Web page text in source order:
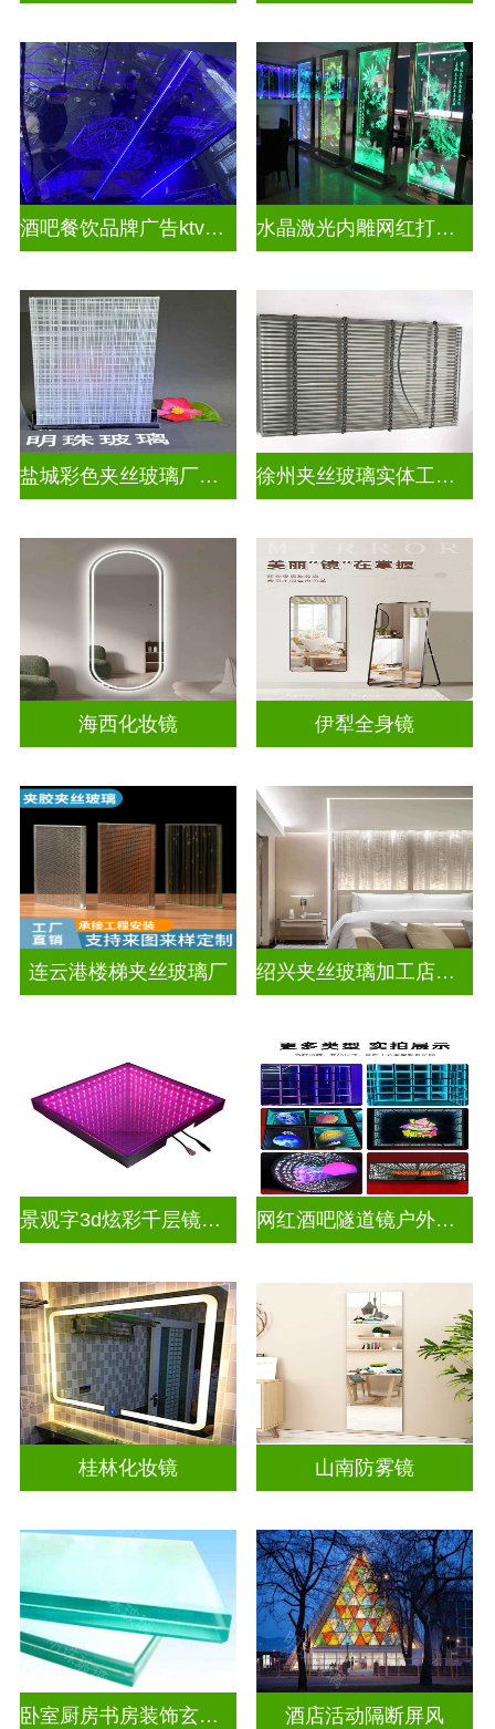
酒吧餐饮品牌广告ktv激光内雕发光艺术玻璃 水晶激光内雕网红打卡背景
盐城彩色夹丝玻璃厂招聘 徐州夹丝玻璃实体工厂地址
海西化妆镜 伊犁全身镜
连云港楼梯夹丝玻璃厂 绍兴夹丝玻璃加工店电话
景观字3d炫彩千层镜深渊镜 网红酒吧隧道镜户外门头招牌深渊镜
桂林化妆镜 山南防雾镜
卧室厨房书房装饰玄关隔断 酒店活动隔断屏风